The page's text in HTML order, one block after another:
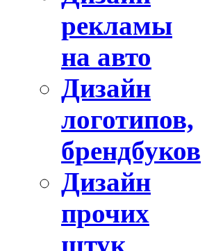
рекламы
на авто
Дизайн
логотипов,
брендбуков
Дизайн
прочих
штук